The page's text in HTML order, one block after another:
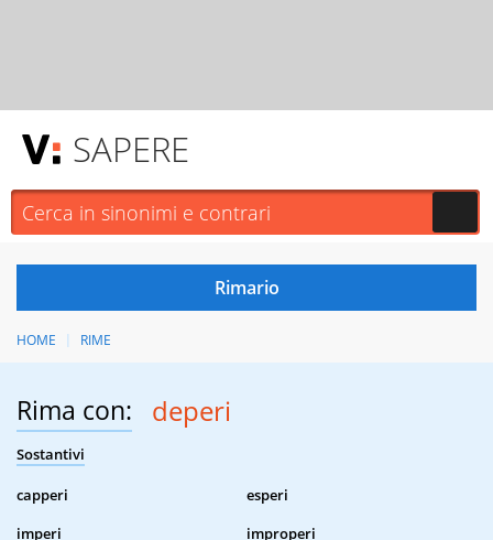
SAPERE
HOME RIME
Rima con: deperi
Sostantivi
capperi
esperi
imperi
improperi